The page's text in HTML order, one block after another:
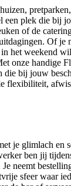
een plek die bij
of de
Of je
in het weekend
onze handige
die bij jouw
flexibiliteit,
je glimlach en
ben jij
neemt
sfeer waar